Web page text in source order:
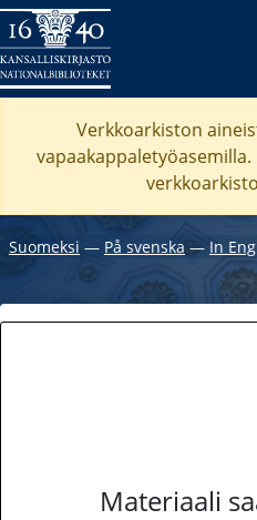
Verkkoarkiston
vapaakappaletyöasemilla.
Suomeksi ― På svenska ― In
Materiaali